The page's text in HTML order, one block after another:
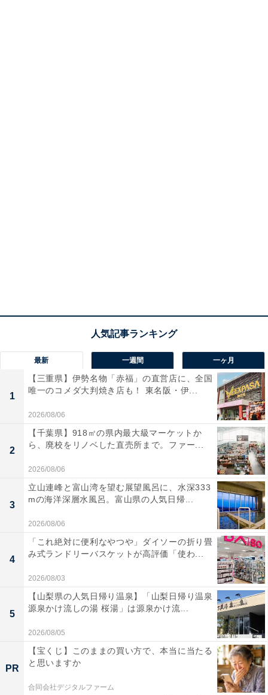
最新 一週間 一ヶ月
1
【三重県】伊勢名物「赤福」の直営店に、全国
唯一のコメダ大判焼き店も！ 東名阪・伊...
2026/08/06
2
【千葉県】918㎡の県内最大級マーケットか
ら、廃校をリノベした直売所まで。ファー...
2026/08/06
3
立山連峰と富山湾を望む展望風呂に、水深333
mの海洋深層水風呂。富山県の人気日帰...
2026/08/06
4
「これ絶対に便利なやつや」ダイソーの折り畳
み式ランドリーバスケットが高評価「使わ...
2026/08/03
5
【山梨県の人気日帰り温泉】「山梨日帰り温泉
源泉かけ流しの湯 桜湯」は源泉かけ流...
2026/08/05
PR
【宝くじ】このままの買い方で、本当に当たる
と思いますか
合同会社デジタルファーム